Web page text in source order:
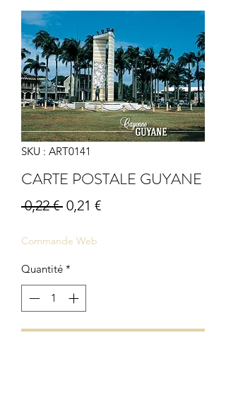
SKU : ART0141
CARTE POSTALE GUYANE
0,22 € Prix
0,21 €Prix
Commande Web
Quantité *